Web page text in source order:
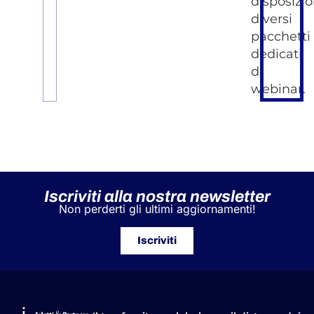
diversi
pacchetti
dedicati
di
webinar.
Iscriviti alla nostra newsletter
Non perderti gli ultimi aggiornamenti!
Iscriviti